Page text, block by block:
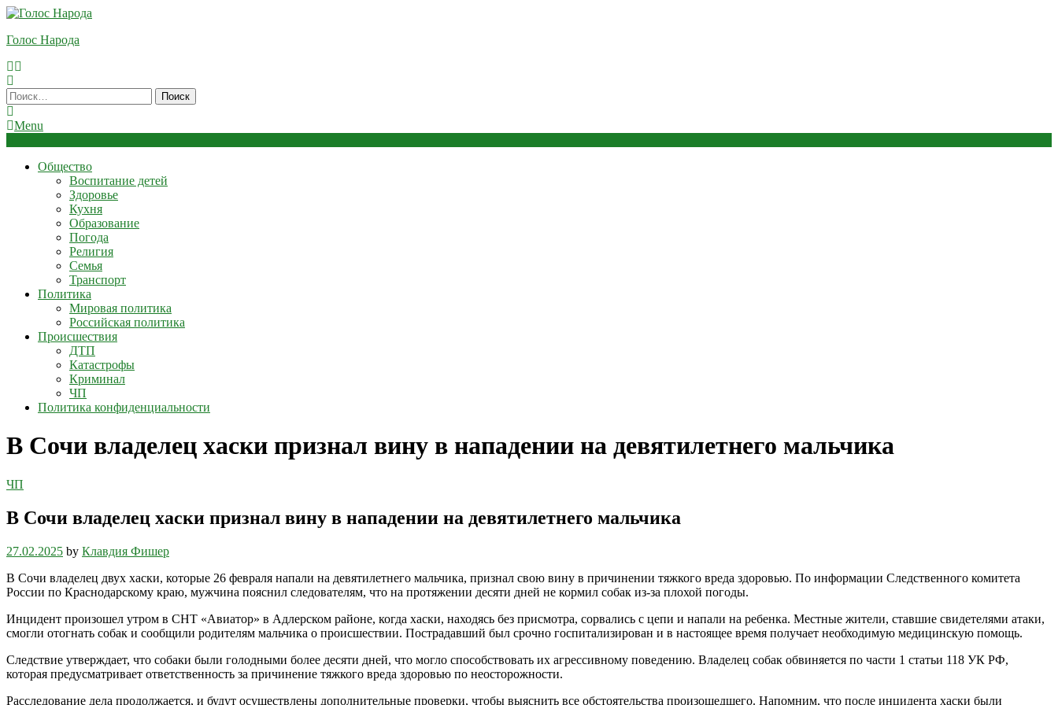
Skip
Content
Голос Народа
Найти:
Menu
Общество
Воспитание детей
Здоровье
Кухня
Образование
Погода
Религия
Семья
Транспорт
Политика
Мировая политика
Российская политика
Происшествия
ДТП
Катастрофы
Криминал
ЧП
Политика конфиденциальности
В Сочи владелец хаски признал вину в нападении на девятилетнего мальчика
ЧП
В Сочи владелец хаски признал вину в нападении на девятилетнего мальчика
27.02.2025 by Клавдия Фишер
В Сочи владелец двух хаски, которые 26 февраля напали на девятилетнего мальчика, признал свою вину в причинении тяжкого вреда здоровью. По информации Следственного комитета
России по Краснодарскому краю, мужчина пояснил следователям, что на протяжении десяти дней не кормил собак из-за плохой погоды.
Инцидент произошел утром в СНТ «Авиатор» в Адлерском районе, когда хаски, находясь без присмотра, сорвались с цепи и напали на ребенка. Местные жители, ставшие свидетелями атаки,
смогли отогнать собак и сообщили родителям мальчика о происшествии. Пострадавший был срочно госпитализирован и в настоящее время получает необходимую медицинскую помощь.
Следствие утверждает, что собаки были голодными более десяти дней, что могло способствовать их агрессивному поведению. Владелец собак обвиняется по части 1 статьи 118 УК РФ,
которая предусматривает ответственность за причинение тяжкого вреда здоровью по неосторожности.
Расследование дела продолжается, и будут осуществлены дополнительные проверки, чтобы выяснить все обстоятельства произошедшего. Напомним, что после инцидента хаски были